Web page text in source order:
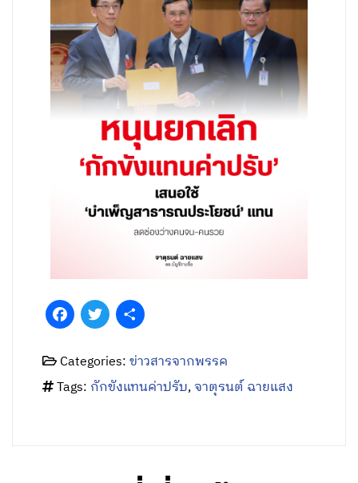
FacebookTwitter
Categories:ข่าวสารจากพรรค
Tags: กักขังแทนค่าปรับ,จาตุรนต์ ฉายแสง